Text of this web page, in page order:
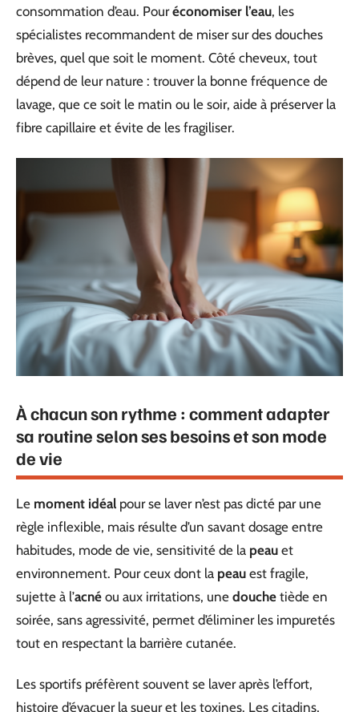
consommation d’eau. Pouréconomiser l’eau, les
spécialistes recommandent de miser sur des douches
brèves, quel que soit le moment. Côté cheveux, tout
dépend de leur nature : trouver la bonne fréquence de
lavage, que ce soit le matin ou le soir, aide à préserver la
fibre capillaire et évite de les fragiliser.
À chacun son rythme : comment adapter
sa routine selon ses besoins et son mode
de vie
Le moment idéal pour se laver n’est pas dicté par une
règle inflexible, mais résulte d’un savant dosage entre
habitudes, mode de vie, sensitivité de la peau et
environnement. Pour ceux dont la peau est fragile,
sujette à l’acné ou aux irritations, une douche tiède en
soirée, sans agressivité, permet d’éliminer les impuretés
tout en respectant la barrière cutanée.
Les sportifs préfèrent souvent se laver après l’effort,
histoire d’évacuer la sueur et les toxines. Les citadins,